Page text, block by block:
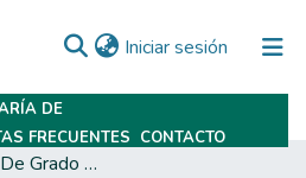
Iniciar sesión (current)
DE
FRECUENTES CONTACTO
Trabajos Finales De Grado Y Posgrado